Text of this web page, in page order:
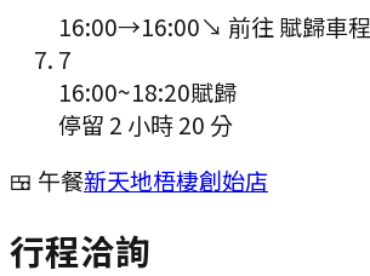
16:00→16:00↘ 前往 賦歸車程
7
16:00~18:20賦歸
停留 2 小時 20 分
🍱 午餐新天地梧棲創始店
行程洽詢